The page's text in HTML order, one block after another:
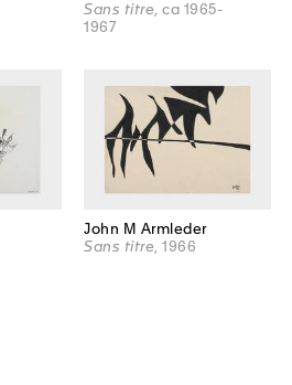
Sans titre , ca 1965-
1967
John M Armleder
Sans titre, 1966